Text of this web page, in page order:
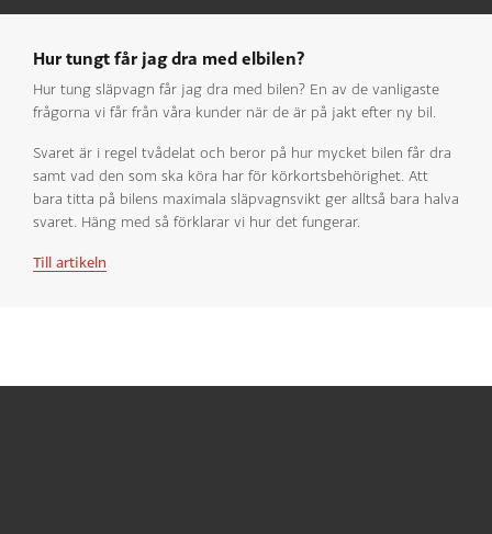
Hur tungt får jag dra med elbilen?
Hur tung släpvagn får jag dra med bilen? En av de vanligaste
frågorna vi får från våra kunder när de är på jakt efter ny bil.
Svaret är i regel tvådelat och beror på hur mycket bilen får dra
samt vad den som ska köra har för körkortsbehörighet. Att
bara titta på bilens maximala släpvagnsvikt ger alltså bara halva
svaret. Häng med så förklarar vi hur det fungerar.
Till artikeln